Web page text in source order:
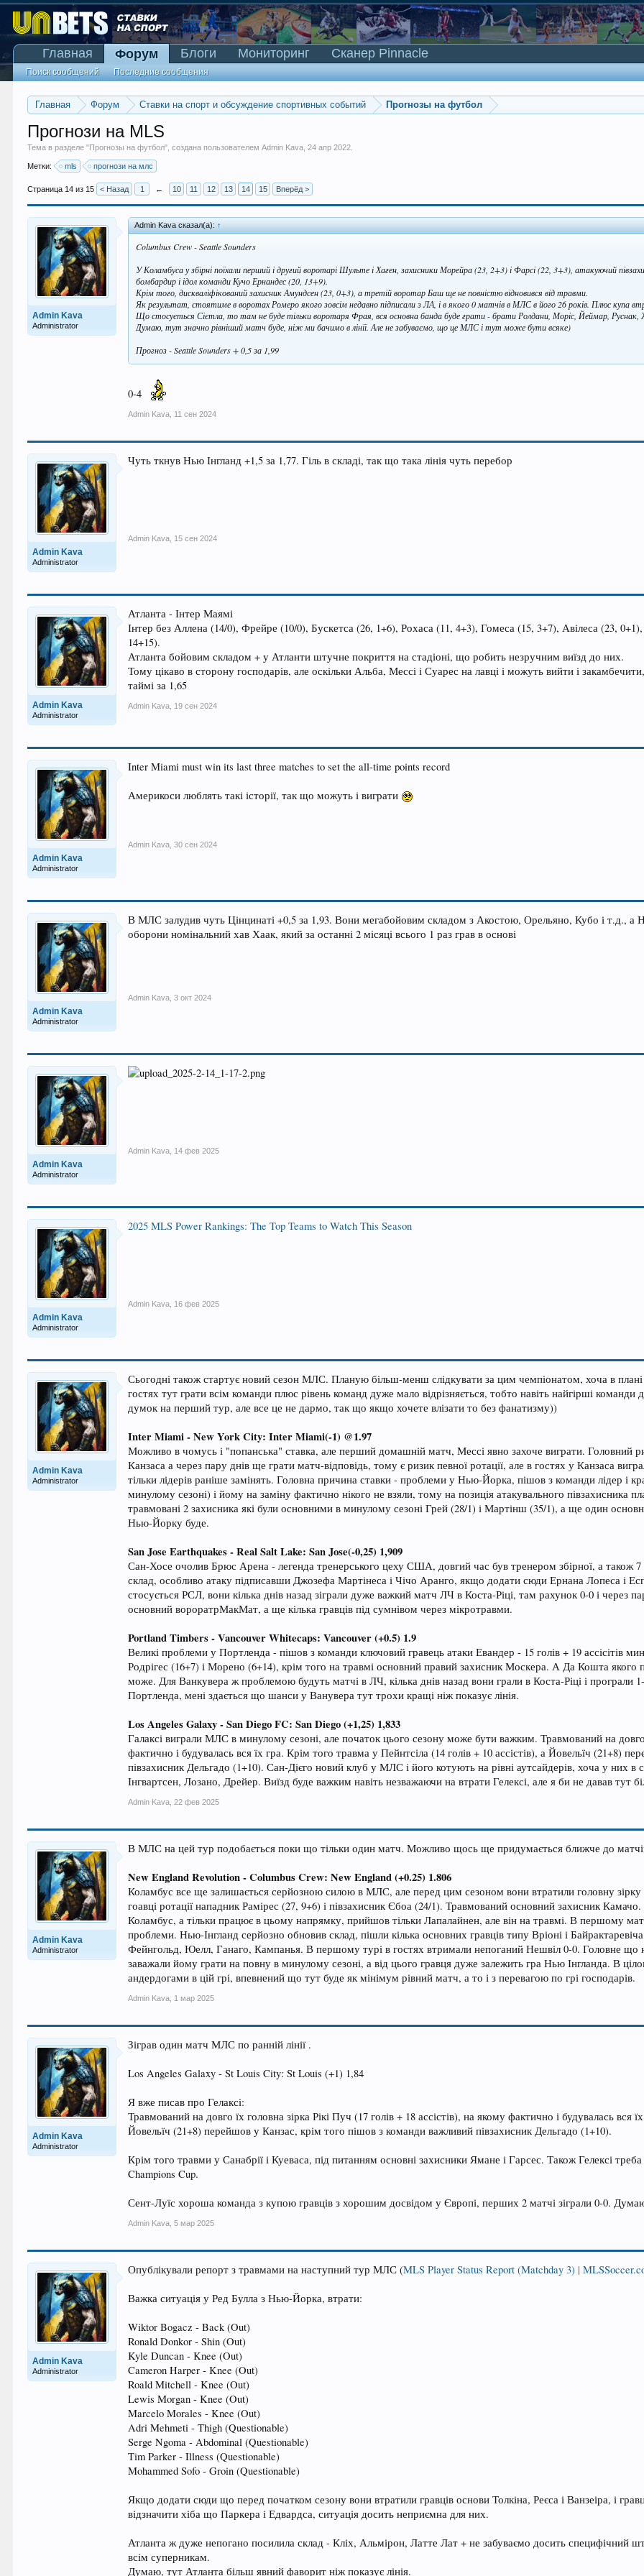
Главная Форум Ставки на спорт и обсуждение спортивных событий Прогнозы на футбол
Прогнози на MLS
Тема в разделе "Прогнозы на футбол", создана пользователемAdmin Kava ,24 апр 2022
Метки: mls прогнози на млс
Страница 14 из 15 < Назад 1 ← 10 11 12 13 14 15 Вперёд >
Admin Kava
Administrator
Admin Kava сказал(а): ↑
Columbus Crew - Seattle Sounders
У Коламбуса у збірні поїхали перший і другий воротарі Шульте і Хаген, захисники Морейра (23, 2+3) і Фарсі (22, 3+3), атакуючий
бомбардир і ідол команди Кучо Ернандес (20, 13+9).
Крім того, дискваліфікований захисник Амундсен (23, 0+3), а третій воротар Баш ще не повністю відновився від травми.
Як результат, стоятиме в воротах Ромеро якого зовсім недавно підписали з ЛА, і в якого 0 матчів в МЛС в його 26 років. Плюс купа
Що стосується Сієтла, то там не буде тільки воротаря Фрая, вся основна банда буде грати - брати Ролдани, Моріс, Йеймар, Руснак,
Думаю, тут значно рівніший матч буде, ніж ми бачимо в лінії. Але не забуваємо, що це МЛС і тут може бути всяке)
Прогноз - Seattle Sounders + 0,5 за 1,99
0-4
Admin Kava 11 сен 2024
Admin Kava
Administrator
Чуть ткнув Нью Інгланд +1,5 за 1,77. Гіль в складі, так що така лінія чуть перебор
Admin Kava 15 сен 2024
Admin Kava
Administrator
Атланта - Інтер Маямі
Інтер без Аллена (14/0), Фрейре (10/0), Бускетса (26, 1+6), Рохаса (11, 4+3), Гомеса (15, 3+7), Авілеса (23,
14+15).
Атланта бойовим складом + у Атланти штучне покриття на стадіоні, що робить незручним виїзд до них.
Тому цікаво в сторону господарів, але оскільки Альба, Мессі і Суарес на лавці і можуть вийти і
таймі за 1,65
Admin Kava 19 сен 2024
Admin Kava
Administrator
Inter Miami must win its last three matches to set the all-time points record
Америкоси люблять такі історії, так що можуть і виграти
Admin Kava 30 сен 2024
Admin Kava
Administrator
В МЛС залудив чуть Цінцинаті +0,5 за 1,93. Вони мегабойовим складом з Акостою, Орельяно, Кубо і т.д., а
оборони номінальний хав Хаак, який за останні 2 місяці всього 1 раз грав в основі
Admin Kava 3 окт 2024
Admin Kava
Administrator
Admin Kava 14 фев 2025
Admin Kava
Administrator
2025 MLS Power Rankings: The Top Teams to Watch This Season
Admin Kava 16 фев 2025
Admin Kava
Administrator
Сьогодні також стартує новий сезон МЛС. Планую більш-менш слідкувати за цим чемпіонатом, хоча в
гостях тут грати всім команди плюс рівень команд дуже мало відрізняється, тобто навіть найгірші
думок на перший тур, але все це не дармо, так що якщо хочете влізати то без фанатизму))
Inter Miami - New York City: Inter Miami(-1) @1.97
Можливо в чомусь і "попанська" ставка, але перший домашній матч, Мессі явно захоче виграти. Головний
Канзаса а через пару днів ще грати матч-відповідь, тому є ризик певної ротації, але в гостях у Канзаса
тільки лідерів раніше замінять. Головна причина ставки - проблеми у Нью-Йорка, пішов з команди лідер і
минулому сезоні) і йому на заміну фактично нікого не взяли, тому на позиція атакувального півзахисника
травмовані 2 захисника які були основними в минулому сезоні Грей (28/1) і Мартінш (35/1), а ще один
Нью-Йорку буде.
San Jose Earthquakes - Real Salt Lake: San Jose(-0,25) 1,909
Сан-Хосе очолив Брюс Арена - легенда тренерського цеху США, довгий час був тренером збірної, а також
склад, особливо атаку підписавши Джозефа Мартінеса і Чічо Аранго, якщо додати сюди Ернана Лопеса і
стосується РСЛ, вони кілька днів назад зіграли дуже важкий матч ЛЧ в Коста-Ріці, там рахунок 0-0 і через
основний вороратрМакМат, а ще кілька гравців під сумнівом через мікротравми.
Portland Timbers - Vancouver Whitecaps: Vancouver (+0.5) 1.9
Великі проблеми у Портленда - пішов з команди ключовий гравець атаки Евандер - 15 голів + 19 ассісітів
Родрігес (16+7) і Морено (6+14), крім того на травмі основний правий захисник Москера. А Да Кошта якого
може. Для Ванкувера ж проблемою будуть матчі в ЛЧ, кілька днів назад вони грали в Коста-Ріці і програли
Портленда, мені здається що шанси у Ванувера тут трохи кращі ніж показує лінія.
Los Angeles Galaxy - San Diego FC: San Diego (+1,25) 1,833
Галаксі виграли МЛС в минулому сезоні, але початок цього сезону може бути важким. Травмований на довго
фактично і будувалась вся їх гра. Крім того травма у Пейнтсіла (14 голів + 10 ассістів), а Йовельїч (21+8)
півзахисник Дельгадо (1+10). Сан-Дієго новий клуб у МЛС і його котують на рівні аутсайдерів, хоча у них
Інгвартсен, Лозано, Дрейер. Виїзд буде важким навіть незважаючи на втрати Гелексі, але я би не давав тут
Admin Kava 22 фев 2025
Admin Kava
Administrator
В МЛС на цей тур подобається поки що тільки один матч. Можливо щось ще придумається ближче до
New England Revolution - Columbus Crew: New England (+0.25) 1.806
Коламбус все ще залишається серйозною силою в МЛС, але перед цим сезоном вони втратили головну зірку
гоавці ротації нападник Рамірес (27, 9+6) і півзахисник Єбоа (24/1). Травмований основний захисник
Коламбус, а тільки працює в цьому напрямку, прийшов тільки Лапалайнен, але він на травмі. В першому
проблеми. Нью-Інгланд серйозно обновив склад, пішли кілька основних гравців типу Вріоні і
Фейнгольд, Юелл, Ганаго, Кампанья. В першому турі в гостях втримали непоганий Нешвіл 0-0. Головне що
заважали йому грати на повну в минулому сезоні, а від цього гравця дуже залежить гра Нью Інгланда. В
андердогами в цій грі, впевнений що тут буде як мінімум рівний матч, а то і з перевагою по грі господарів.
Admin Kava 1 мар 2025
Admin Kava
Administrator
Зіграв один матч МЛС по ранній лінії .
Los Angeles Galaxy - St Louis City: St Louis (+1) 1,84
Я вже писав про Гелаксі:
Травмований на довго їх головна зірка Рікі Пуч (17 голів + 18 ассістів), на якому фактично і будувалась вся
Йовельїч (21+8) перейшов у Канзас, крім того пішов з команди важливий півзахисник Дельгадо (1+10).
Крім того травми у Санабрії і Куеваса, під питанням основні захисники Ямане і Гарсес. Також Гелексі
Champions Cup.
Сент-Луїс хороша команда з купою гравців з хорошим досвідом у Європі, перших 2 матчі зіграли 0-0.
Admin Kava 5 мар 2025
Admin Kava
Administrator
Опублікували репорт з травмами на наступний тур МЛС (MLS Player Status Report (Matchday 3) |
Важка ситуація у Ред Булла з Нью-Йорка, втрати:
Wiktor Bogacz - Back (Out)
Ronald Donkor - Shin (Out)
Kyle Duncan - Knee (Out)
Cameron Harper - Knee (Out)
Roald Mitchell - Knee (Out)
Lewis Morgan - Knee (Out)
Marcelo Morales - Knee (Out)
Adri Mehmeti - Thigh (Questionable)
Serge Ngoma - Abdominal (Questionable)
Tim Parker - Illness (Questionable)
Mohammed Sofo - Groin (Questionable)
Якщо додати сюди що перед початком сезону вони втратили гравців основи Толкіна, Реєса і Ванзеіра, і
відзначити хіба що Паркера і Едвардса, ситуація досить неприємна для них.
Атланта ж дуже непогано посилила склад - Кліх, Альмірон, Латте Лат + не забуваємо досить специфічний
всім суперникам.
Думаю, тут Атланта більш явний фаворит ніж показує лінія.
Главная Форум
Поиск сообщений Последние сообщения
Блоги Мониторинг Сканер Pinnacle